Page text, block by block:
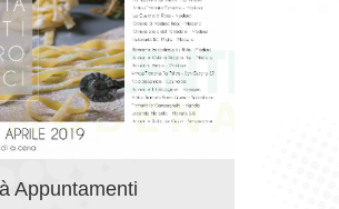
Appuntamenti